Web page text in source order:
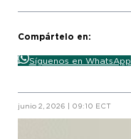
Compártelo en:
Síguenos en WhatsApp
junio 2, 2026 | 09:10 ECT